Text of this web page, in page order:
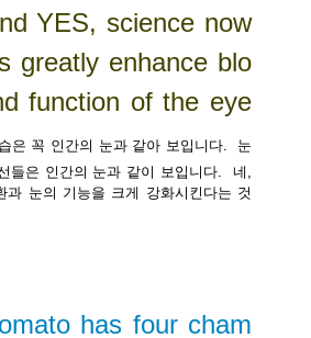
YES, science now
greatly enhance blo
function of the eye
은 꼭 인간의 눈과 같아 보입니다. 눈
들은 인간의 눈과 같이 보입니다. 네,
과 눈의 기능을 크게 강화시킨다는 것
has four cham